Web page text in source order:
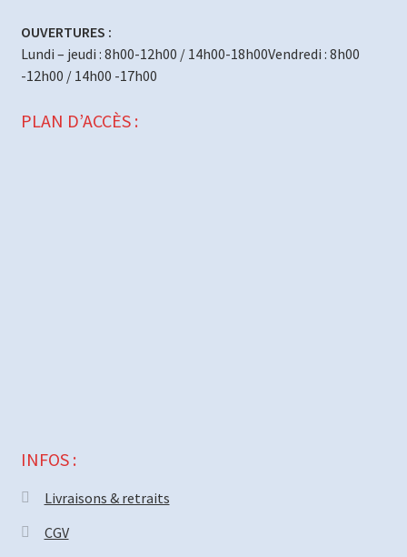
OUVERTURES :
Lundi – jeudi : 8h00-12h00 / 14h00-18h00Vendredi : 8h00
-12h00 / 14h00 -17h00
PLAN D’ACCÈS :
INFOS :
Livraisons & retraits
CGV